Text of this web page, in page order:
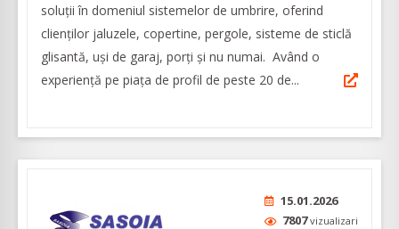
soluții în domeniul sistemelor de umbrire, oferind
clienților jaluzele, copertine, pergole, sisteme de sticlă
glisantă, uși de garaj, porți și nu numai. Având o
experiență pe piața de profil de peste 20 de...
15.01.2026
7807vizualizari